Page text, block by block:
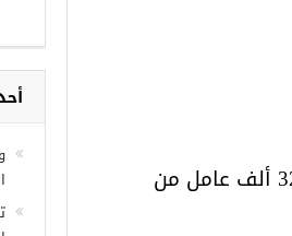
تصاريح عمل سارية المفعول في المملكة يبلغ نحو 325 ألف عامل من